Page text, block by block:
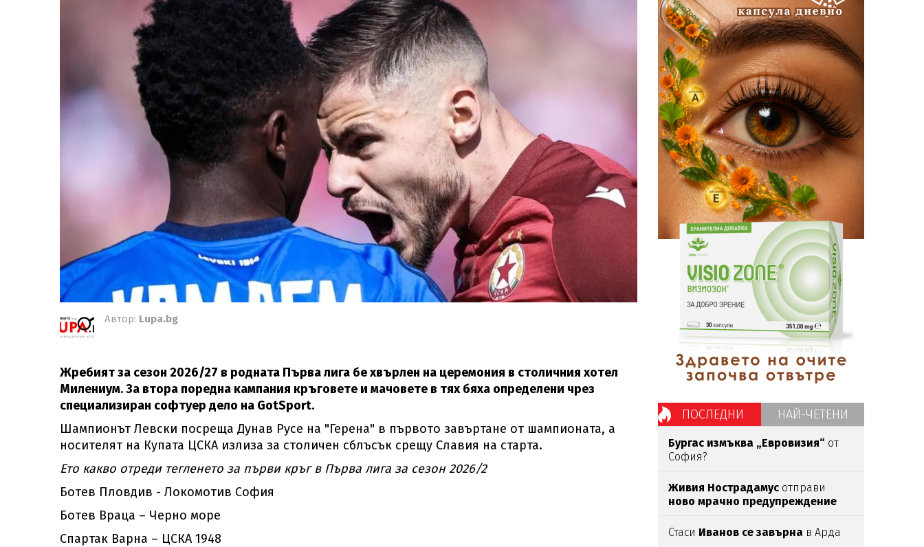
Автор: Lupa.bg
Жребият за сезон 2026/27 в родната Първа лига бе хвърлен на церемония в столичния хотел
Милениум. За втора поредна кампания кръговете и мачовете в тях бяха определени чрез
специализиран софтуер дело на GotSport.
Шампионът Левски посреща Дунав Русе на "Герена" в първото завъртане от шампионата, а
носителят на Купата ЦСКА излиза за столичен сблъсък срещу Славия на старта.
Ето какво отреди тегленето за първи кръг в Първа лига за сезон 2026/2
Ботев Пловдив - Локомотив София
Ботев Враца – Черно море
Спартак Варна – ЦСКА 1948
ПОСЛЕДНИ НАЙ-ЧЕТЕНИ
Бургас измъква „Евровизия“ от
София?
Живия Нострадамус отправи
ново мрачно предупреждение
Стаси Иванов се завърна в Арда